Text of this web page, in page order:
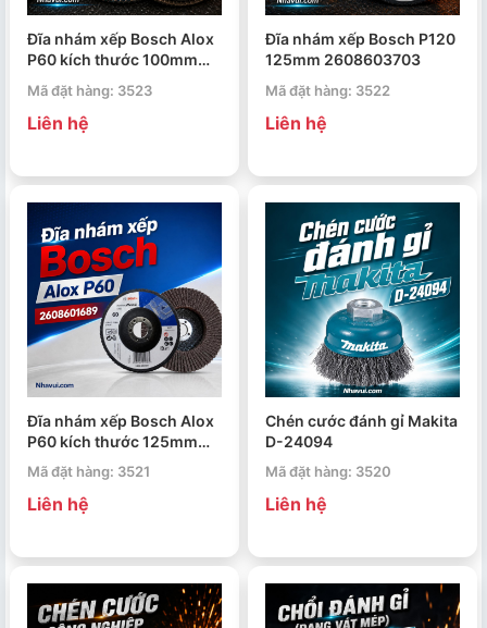
Đĩa nhám xếp Bosch Alox
P60 kích thước 100mm
2608601676
Mã đặt hàng: 3523
Liên hệ
Đĩa nhám xếp Bosch P120
125mm 2608603703
Mã đặt hàng: 3522
Liên hệ
Đĩa nhám xếp Bosch Alox
P60 kích thước 125mm
2608601689
Mã đặt hàng: 3521
Liên hệ
Chén cước đánh gỉ Makita
D-24094
Mã đặt hàng: 3520
Liên hệ